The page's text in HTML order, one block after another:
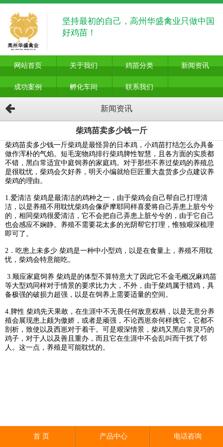
坚持最初的自己，高州华盛禽业只做中国
好鸡苗！
网站首页 关于我们 鸡苗分类 新闻资讯
成功案例 孵化车间 联系我们
新闻资讯
柴鸡苗卖多少钱一斤
柴鸡苗卖多少钱一斤柴鸡是最怪异的日本鸡，小鸡苗打结怎么办具备
做作浑朴的气焰。短毛宠物鸡排行柴鸡脾性智慧，且各方面的实质都
不错，黑白常适宜中庭饲养的家庭鸡。对于那些不养过柴鸡的养殖总
是很耽忧，柴鸡会欠好养，明天小编就给巨匠重大盘货多少点建议养
柴鸡的理由。
1.爱清洁 柴鸡是最清洁的鸡种之一，由于柴鸡会自己帮自己打理清
洁，以是养殖不用耽忧柴鸡会像萨摩耶同样喜爱将自己弄患上脏兮兮
的，相同柴鸡很爱清洁，它不会把自己弄患上脏兮兮的，由于它自己
也会感应不娴静。养殖不需要花太多的光阴帮它打理，惟独艰深梳理
即可了。
2．吃患上未多少 柴鸡是一种中小型鸡，以是在食量上，养殖不用耽
忧，柴鸡会特意能吃。
3.顺应家庭饲养 柴鸡是的体型不算特意大了因此它不金毛概况麻鸡苗
等大型鸡同样对于情景的要求比力大，不外，由于柴鸡属于猎鸡，具
备极强的破损力超强，以是在饲养上需要适量的空间。
4.脾性 柴鸡先天果敢，在生涯中不无畏任何敌意权柄，以是无意分养
殖会展现患上颇为傲娇，或者是顽强，不论西崽奈何样拽它，它都不
剖析，致使以及西崽对于着干。可是艰深情景，柴鸡又黑白常灵巧的
鸡子，对于人以及善且重办，而且它在生涯中不会乱叫而干扰了邻
人。这一点，养殖是可能耽忧的。
首 页 产品中心 电话咨询